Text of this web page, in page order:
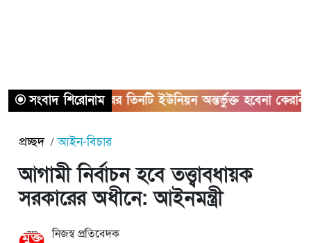
সংবাদ শিরোনাম
সাভারের তিনটি ইউনিয়ন অন্তর্ভুক্ত হবেনা কেরানীগঞ্জের
প্রচ্ছদ আইন-বিচার
আগামী নির্বাচন হবে তত্ত্বাবধায়ক
সরকারের অধীনে: আইনমন্ত্রী
নিজস্ব প্রতিবেদক